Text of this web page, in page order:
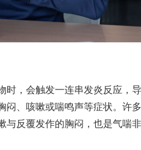
时，会触发一连串发炎反应，
、咳嗽或喘鸣声等症状。许
反覆发作的胸闷，也是气喘